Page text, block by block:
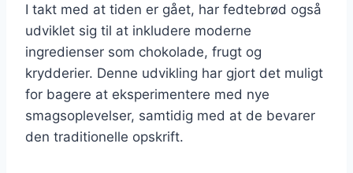
I takt med at tiden er gået, har fedtebrød også
udviklet sig til at inkludere moderne
ingredienser som chokolade, frugt og
krydderier. Denne udvikling har gjort det muligt
for bagere at eksperimentere med nye
smagsoplevelser, samtidig med at de bevarer
den traditionelle opskrift.